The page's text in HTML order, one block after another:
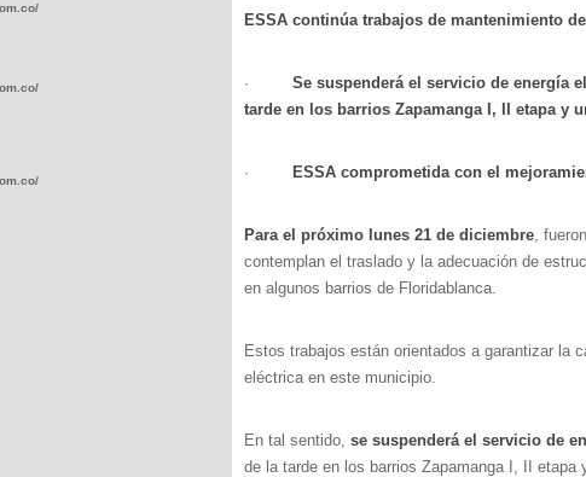
ESSA continúa trabajos de mantenimiento
· Se suspenderá el servicio de energía
tarde en los barrios Zapamanga I, II etapa y
· ESSA comprometida con el
Para el próximo lunes 21 de diciembre,
contemplan el traslado y la adecuación de
en algunos barrios de Floridablanca.
Estos trabajos están orientados a garantizar la
eléctrica en este municipio.
En tal sentido, se suspenderá el servicio de
de la tarde en los barrios Zapamanga I, II
wp-
wp-
wp-